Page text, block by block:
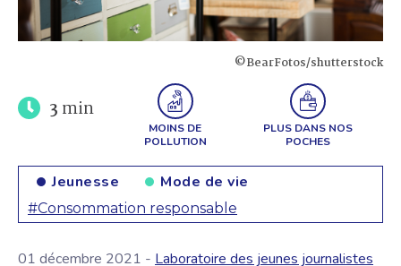
©BearFotos/shutterstock
3 min
MOINS DE
POLLUTION
PLUS DANS NOS
POCHES
Jeunesse Mode de vie
#Consommation responsable
01 décembre 2021 - Laboratoire des jeunes journalistes